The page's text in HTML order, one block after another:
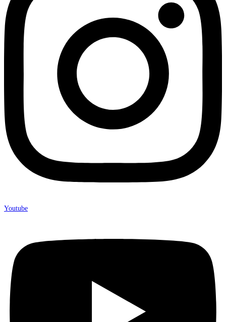
Youtube